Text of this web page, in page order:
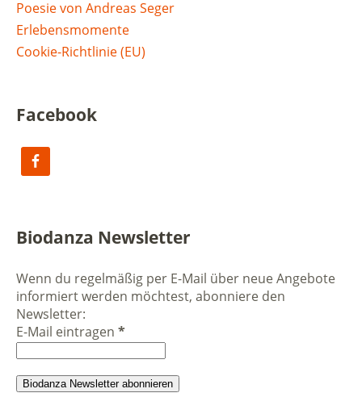
Poesie von Andreas Seger
Erlebensmomente
Cookie-Richtlinie (EU)
Facebook
Biodanza Newsletter
Wenn du regelmäßig per E-Mail über neue Angebote
informiert werden möchtest, abonniere den
Newsletter:
E-Mail eintragen *